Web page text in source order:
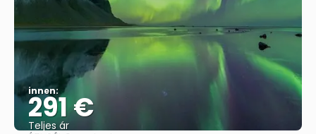
innen:
291 €
Teljes ár